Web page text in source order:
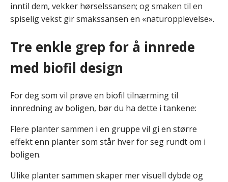
inntil dem, vekker hørselssansen; og smaken til en
spiselig vekst gir smakssansen en «naturopplevelse».
Tre enkle grep for å innrede
med biofil design
For deg som vil prøve en biofil tilnærming til
innredning av boligen, bør du ha dette i tankene:
Flere planter sammen i en gruppe vil gi en større
effekt enn planter som står hver for seg rundt om i
boligen.
Ulike planter sammen skaper mer visuell dybde og